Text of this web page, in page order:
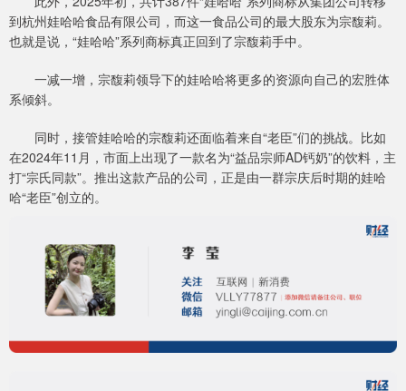
到杭州娃哈哈食品有限公司，而这一食品公司的最大股东为宗馥莉。
也就是说，“娃哈哈”系列商标真正回到了宗馥莉手中。
一减一增，宗馥莉领导下的娃哈哈将更多的资源向自己的宏胜体
系倾斜。
同时，接管娃哈哈的宗馥莉还面临着来自“老臣”们的挑战。比如
在2024年11月，市面上出现了一款名为“益品宗师AD钙奶”的饮料，主
打“宗氏同款”。推出这款产品的公司，正是由一群宗庆后时期的娃哈
哈“老臣”创立的。